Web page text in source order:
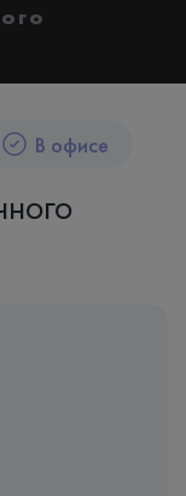
В офисе